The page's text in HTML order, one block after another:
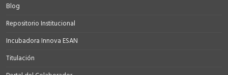
Blog
Repositorio Institucional
Incubadora Innova ESAN
Titulación